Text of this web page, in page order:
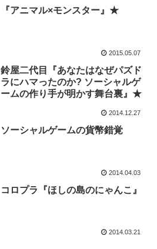
『アニマル×モンスター』★
2015.05.07
鈴屋二代目『あなたはなぜパズド
ラにハマったのか? ソーシャルゲ
ームの作り手が明かす舞台裏』★
2014.12.27
ソーシャルゲームの貨幣錯覚
2014.04.03
コロプラ『ほしの島のにゃんこ』
2014.03.21